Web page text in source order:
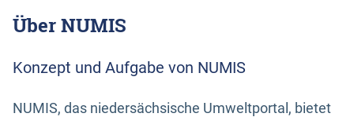
Über NUMIS
Konzept und Aufgabe von NUMIS
NUMIS, das niedersächsische Umweltportal, bietet